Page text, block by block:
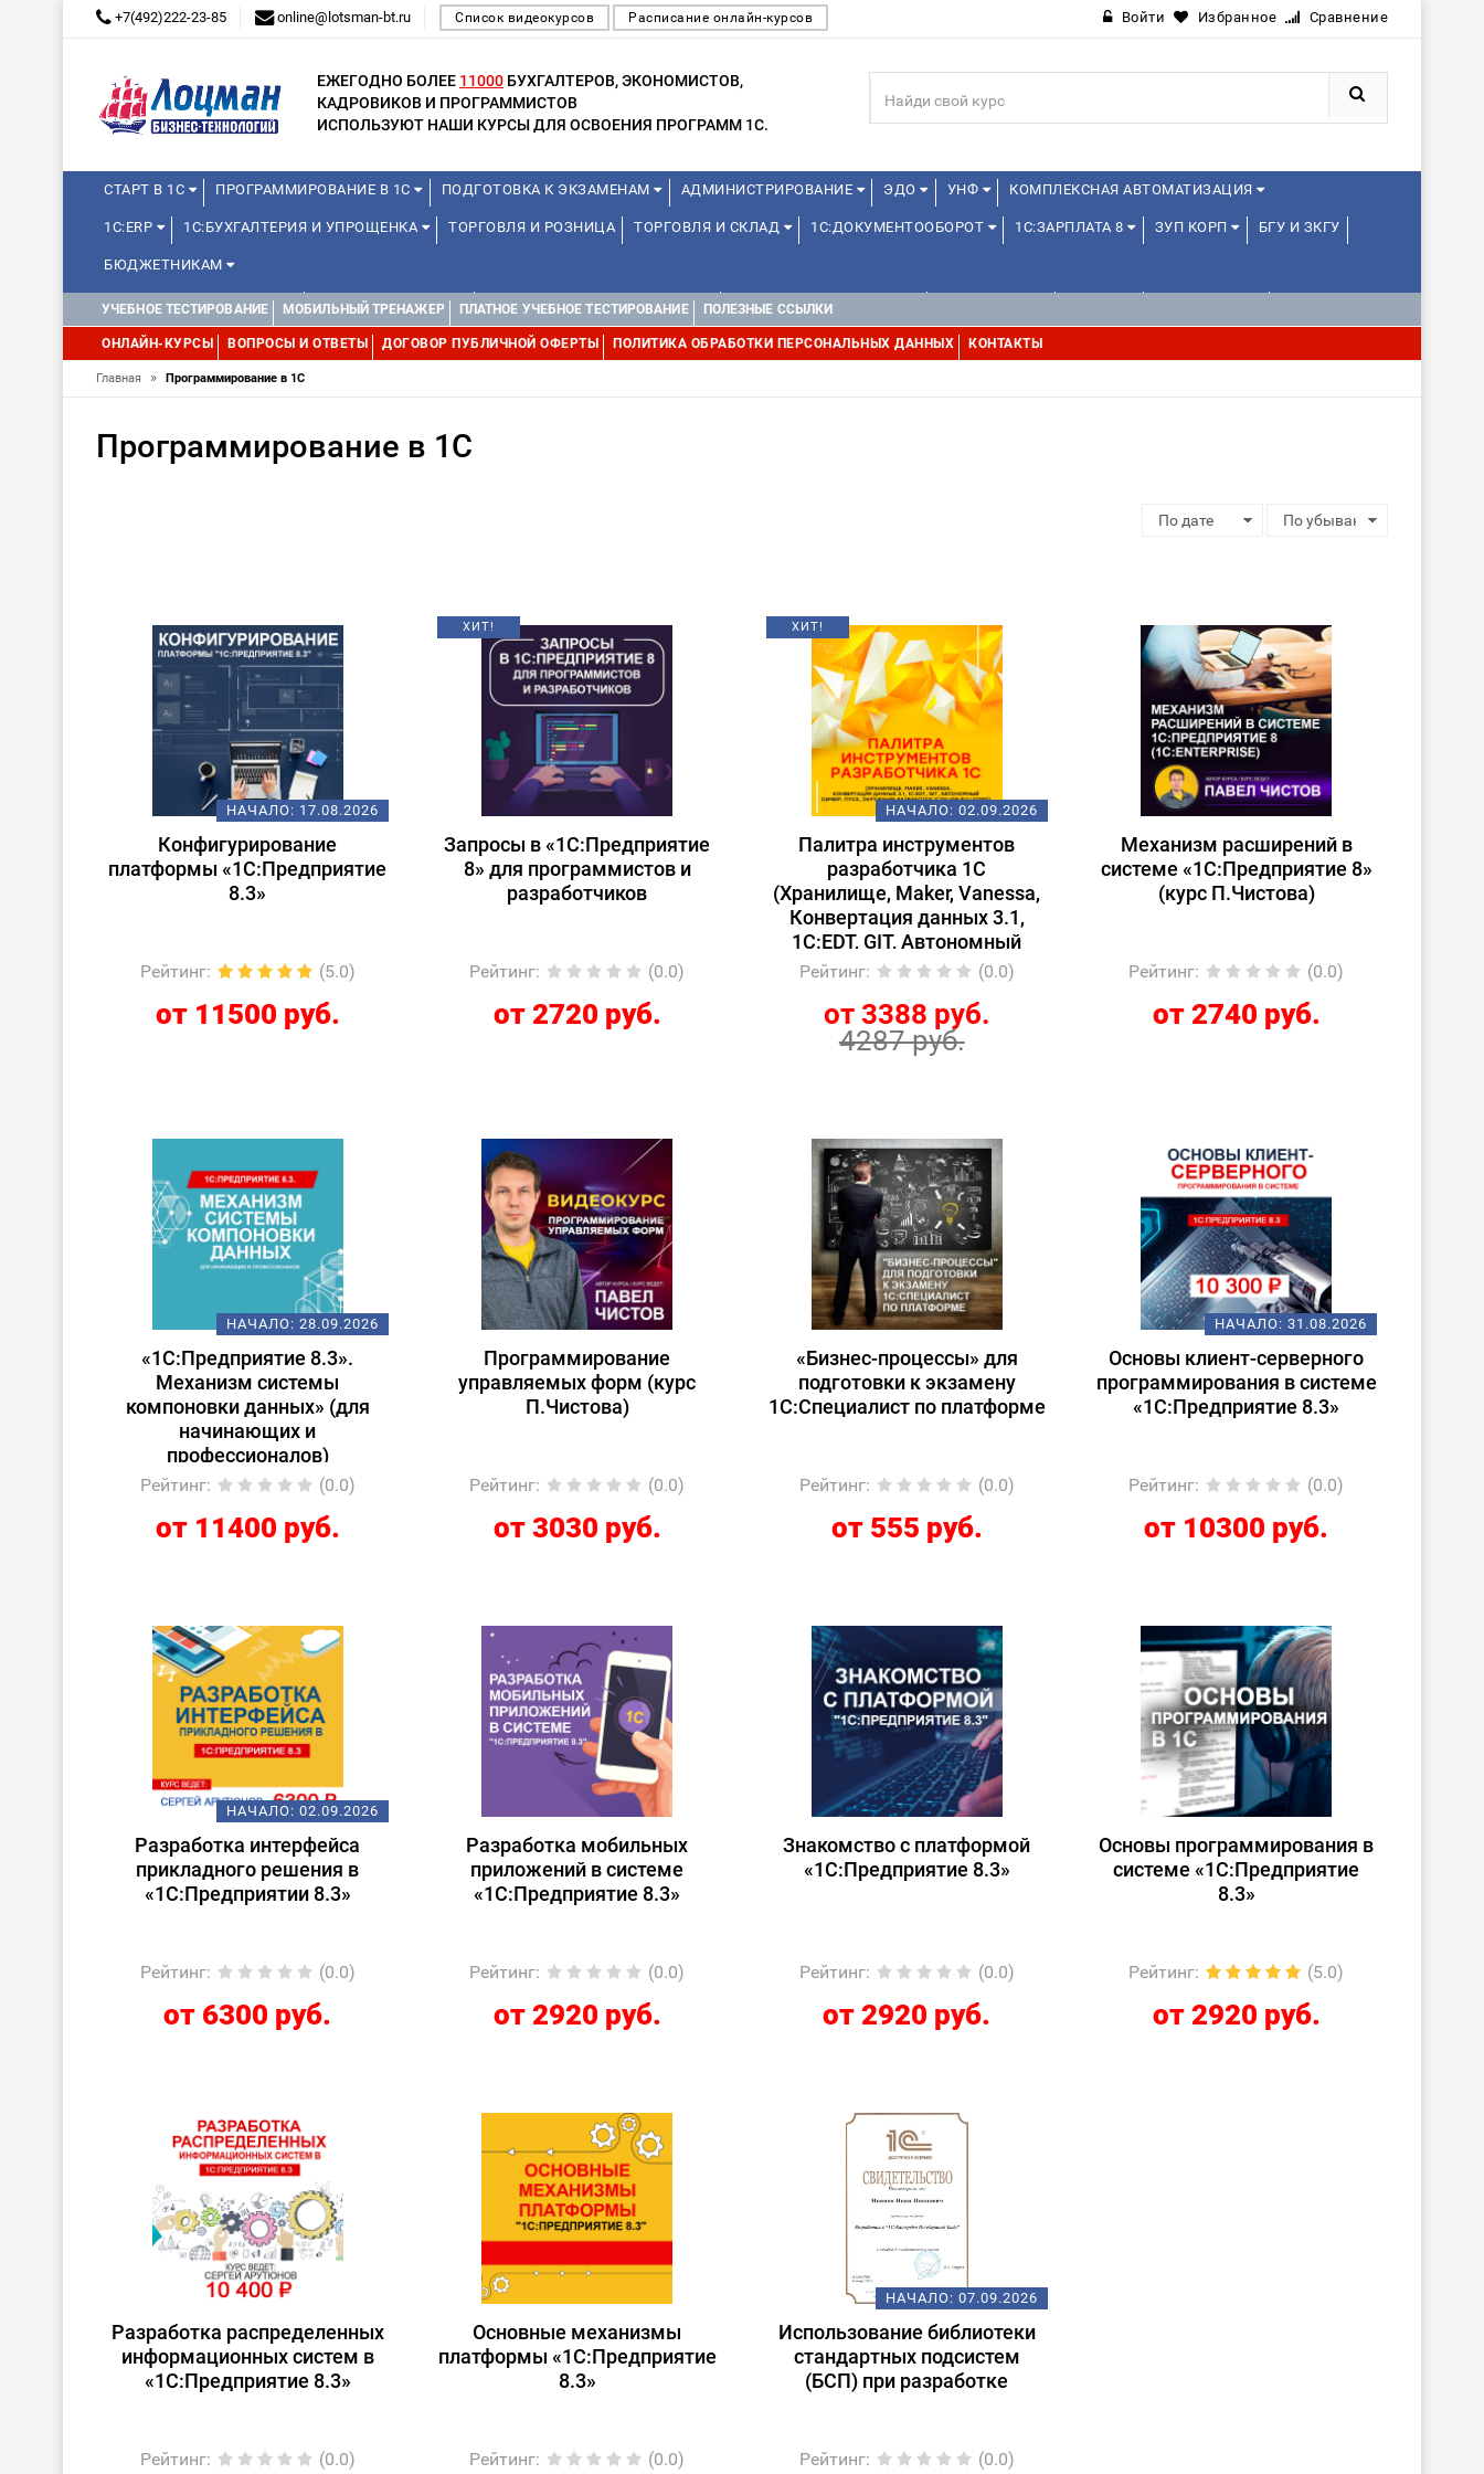
+7(492)222-23-85 online@lotsman-bt.ru Список видеокурсов Расписание онлайн-курсов Войти Избранное Сравнение
ЕЖЕГОДНО БОЛЕЕ 11000 БУХГАЛТЕРОВ, ЭКОНОМИСТОВ,
КАДРОВИКОВ И ПРОГРАММИСТОВ
ИСПОЛЬЗУЮТ НАШИ КУРСЫ ДЛЯ ОСВОЕНИЯ ПРОГРАММ 1С.
СТАРТ В 1С ПРОГРАММИРОВАНИЕ В 1С ПОДГОТОВКА К ЭКЗАМЕНАМ АДМИНИСТРИРОВАНИЕ ЭДО УНФ КОМПЛЕКСНАЯ АВТОМАТИЗАЦИЯ
1С:ERP 1С:БУХГАЛТЕРИЯ И УПРОЩЕНКА ТОРГОВЛЯ И РОЗНИЦА ТОРГОВЛЯ И СКЛАД 1С:ДОКУМЕНТООБОРОТ 1С:ЗАРПЛАТА 8 ЗУП КОРП БГУ И ЗКГУ
БЮДЖЕТНИКАМ
КУРСЫ ДЛЯ ШКОЛЬНИКОВ ДЛЯ ШКОЛЬНИКОВ 1С:УПРАВЛЕНИЕ ХОЛДИНГОМ УПРАВЛЕНИЕ ПРОЕКТАМИ
WEB, JAVA И ANDROID
УЧЕБНОЕ ТЕСТИРОВАНИЕ МОБИЛЬНЫЙ ТРЕНАЖЕР ПЛАТНОЕ УЧЕБНОЕ ТЕСТИРОВАНИЕ ПОЛЕЗНЫЕ ССЫЛКИ
ОНЛАЙН-КУРСЫ ВОПРОСЫ И ОТВЕТЫ ДОГОВОР ПУБЛИЧНОЙ ОФЕРТЫ ПОЛИТИКА ОБРАБОТКИ ПЕРСОНАЛЬНЫХ ДАННЫХ КОНТАКТЫ
Главная » Программирование в 1С
Программирование в 1С
НАЧАЛО: 17.08.2026
Конфигурирование
платформы «1С:Предприятие
8.3»
Рейтинг: (5.0)
от 11500 руб.
ХИТ!
Запросы в «1С:Предприятие
8» для программистов и
разработчиков
Рейтинг: (0.0)
от 2720 руб.
ХИТ!
НАЧАЛО: 02.09.2026
Палитра инструментов
разработчика 1С
(Хранилище, Maker, Vanessa,
Конвертация данных 3.1,
1C:EDT, GIT, Автономный
сервер, ПУСК, Окружение
Bulleters)
Рейтинг: (0.0)
от 3388 руб.
4287 руб.
Механизм расширений в
системе «1С:Предприятие 8»
(курс П.Чистова)
Рейтинг: (0.0)
от 2740 руб.
НАЧАЛО: 28.09.2026
«1С:Предприятие 8.3».
Механизм системы
компоновки данных» (для
начинающих и
профессионалов)
Рейтинг: (0.0)
от 11400 руб.
Программирование
управляемых форм (курс
П.Чистова)
Рейтинг: (0.0)
от 3030 руб.
«Бизнес-процессы» для
подготовки к экзамену
1С:Специалист по платформе
Рейтинг: (0.0)
от 555 руб.
НАЧАЛО: 31.08.2026
Основы клиент-серверного
программирования в системе
«1С:Предприятие 8.3»
Рейтинг: (0.0)
от 10300 руб.
НАЧАЛО: 02.09.2026
Разработка интерфейса
прикладного решения в
«1С:Предприятии 8.3»
Рейтинг: (0.0)
от 6300 руб.
Разработка мобильных
приложений в системе
«1С:Предприятие 8.3»
Рейтинг: (0.0)
от 2920 руб.
Знакомство с платформой
«1C:Предприятие 8.3»
Рейтинг: (0.0)
от 2920 руб.
Основы программирования в
системе «1C:Предприятие
8.3»
Рейтинг: (5.0)
от 2920 руб.
Разработка распределенных
информационных систем в
«1С:Предприятие 8.3»
Рейтинг: (0.0)
Основные механизмы
платформы «1С:Предприятие
8.3»
Рейтинг: (0.0)
НАЧАЛО: 07.09.2026
Использование библиотеки
стандартных подсистем
(БСП) при разработке
Рейтинг: (0.0)